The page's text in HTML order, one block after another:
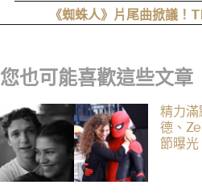
晚！
《蜘蛛人》片尾曲掀議
您也可能喜歡這些文章
精力滿
德、
節曝光